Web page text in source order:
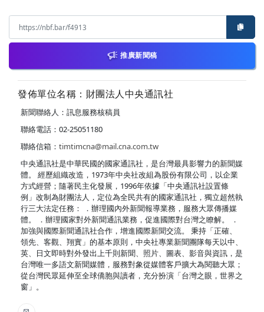
推廣新聞稿
發佈單位名稱：財團法人中央通訊社
新聞聯絡人：訊息服務核稿員
聯絡電話：02-25051180
聯絡信箱： timtimcna@mail.cna.com.tw
中央通訊社是中華民國的國家通訊社，是台灣最具影響力的新聞媒
體。 經歷組織改造，1973年中央社改組為股份有限公司，以企業
方式經營；隨著民主化發展，1996年依據「中央通訊社設置條
例」改制為財團法人，定位為全民共有的國家通訊社，獨立超然執
行三大法定任務： ．辦理國內外新聞報導業務，服務大眾傳播媒
體。 ．辦理國家對外新聞通訊業務，促進國際對台灣之瞭解。 ．
加強與國際新聞通訊社合作，增進國際新聞交流。 秉持「正確、
領先、客觀、翔實」的基本原則，中央社專業新聞團隊每天以中、
英、日文即時對外發出上千則新聞、照片、圖表、影音與資訊，是
台灣唯一多語文新聞媒體，服務對象從媒體客戶擴大為閱聽大眾；
從台灣民眾延伸至全球僑胞與讀者，充分扮演「台灣之眼，世界之
窗」。